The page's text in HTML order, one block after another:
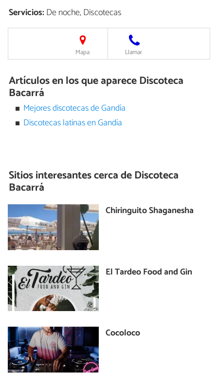
Servicios:De noche, Discotecas
Mapa Llamar
Artículos en los que aparece Discoteca
Bacarrá
Mejores discotecas de Gandía
Discotecas latinas en Gandía
Sitios interesantes cerca deDiscoteca
Bacarrá
Chiringuito Shaganesha
El Tardeo Food and Gin
Cocoloco